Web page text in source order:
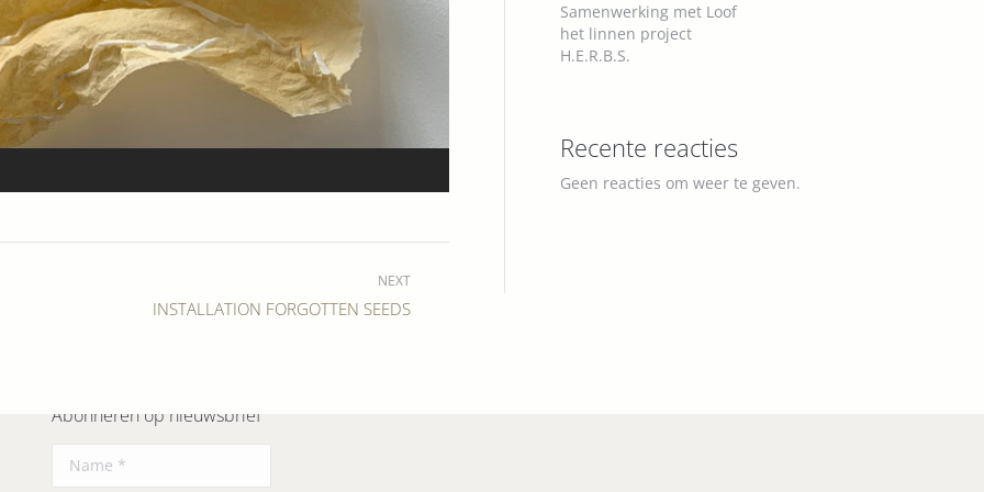
NEXT
INSTALLATION FORGOTTEN SEEDS
Samenwerking met Loof
het linnen project
H.E.R.B.S.
Recente reacties
Geen reacties om weer te geven.
Abonneren op nieuwsbrief